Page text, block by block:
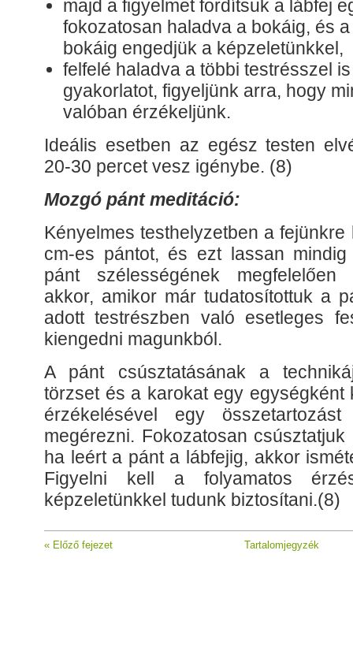
majd a figyelmet fordítsuk a lábfej
fokozatosan haladva a bokáig, és
bokáig engedjük a képzeletünkkel,
felfelé haladva a többi testrésszel
gyakorlatot, figyeljünk arra, hogy
valóban érzékeljünk.
Ideális esetben az egész testen
20-30 percet vesz igénybe. (8)
Mozgó pánt meditáció:
Kényelmes testhelyzetben a
cm-es pántot, és ezt lassan
pánt szélességének megfelelően
akkor, amikor már tudatosítottuk a
adott testrészben való esetleges
kiengedni magunkból.
A pánt csúsztatásának a
törzset és a karokat egy egységként
érzékelésével egy
megérezni. Fokozatosan
ha leért a pánt a lábfejig, akkor
Figyelni kell a folyamatos
képzeletünkkel tudunk biztosítani.(8)
« Előző fejezet Tartalomjegyzék